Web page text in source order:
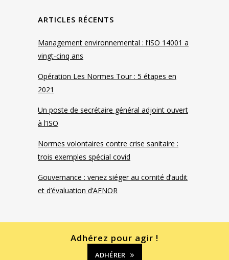
ARTICLES RÉCENTS
Management environnemental : l’ISO 14001 a
vingt-cinq ans
Opération Les Normes Tour : 5 étapes en
2021
Un poste de secrétaire général adjoint ouvert
à l’ISO
Normes volontaires contre crise sanitaire :
trois exemples spécial covid
Gouvernance : venez siéger au comité d’audit
et d’évaluation d’AFNOR
Adhérez pour agir !
ADHÉRER